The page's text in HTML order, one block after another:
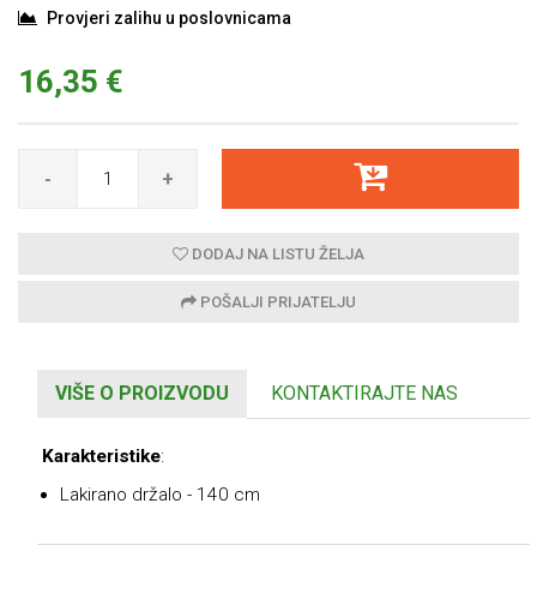
Provjeri zalihu u poslovnicama
16,35 €
- +
DODAJ NA LISTU ŽELJA
POŠALJI PRIJATELJU
VIŠE O PROIZVODU KONTAKTIRAJTE NAS
Karakteristike:
Lakirano držalo - 140 cm